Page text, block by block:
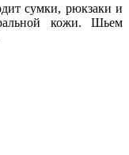
сумки, рюкзаки и
кожи. Шьем